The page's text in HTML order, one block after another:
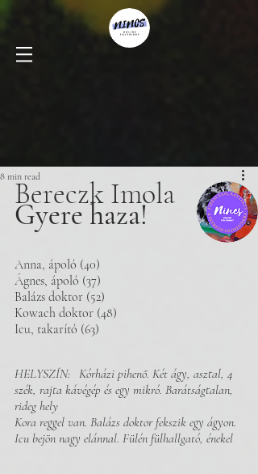
8 min read
Bereczk Imola
Gyere haza!
Anna, ápoló (40)
Ágnes, ápoló (37)
Balázs doktor (52)
Kowach doktor (48)
Icu, takarító (63)
HELYSZÍN: 	Kórházi pihenő. Két ágy, asztal, 4
szék, rajta kávégép és egy mikró. Barátságtalan,
rideg hely
Kora reggel van. Balázs doktor fekszik egy ágyon.
Icu bejön nagy elánnal. Fülén fülhallgató, énekel